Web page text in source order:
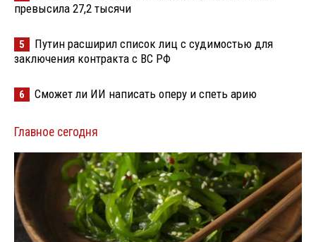
превысила 27,2 тысячи
5
Путин расширил список лиц с судимостью для
заключения контракта с ВС РФ
6 Сможет ли ИИ написать оперу и спеть арию
Главное сегодня